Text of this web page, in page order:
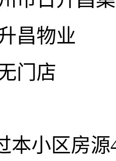
昌物业
门店
本小区房